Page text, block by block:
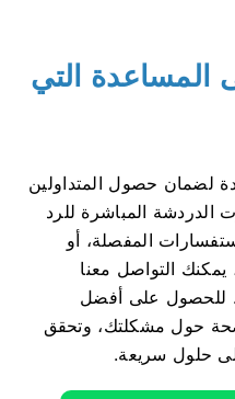
المساعدة التي
لضمان حصول المتداولين
المباشرة للرد
المفصلة، ​​أو
يمكنك التواصل معنا
للحصول على أفضل
حول مشكلتك، وتحقق
حلول سريعة.